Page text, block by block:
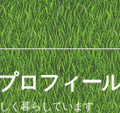
ロフィー
く暮らしています